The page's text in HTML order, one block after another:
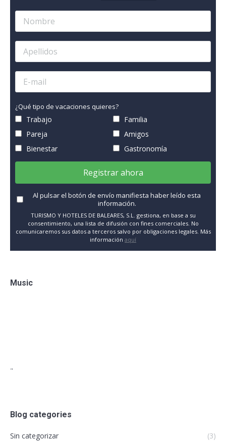
¿Qué tipo de vacaciones quieres?
Trabajo
Familia
Pareja
Amigos
Bienestar
Gastronomía
Registrar ahora
Al pulsar el botón de envío manifiesta haber leído esta
información.
TURISMO Y HOTELES DE BALEARES, S.L. gestiona, en base a su
consentimiento, una lista de difusión con fines comerciales. No
comunicaremos sus datos a terceros salvo por obligaciones legales. Más
información aquí
Music
"
Blog categories
Sin categorizar (3)